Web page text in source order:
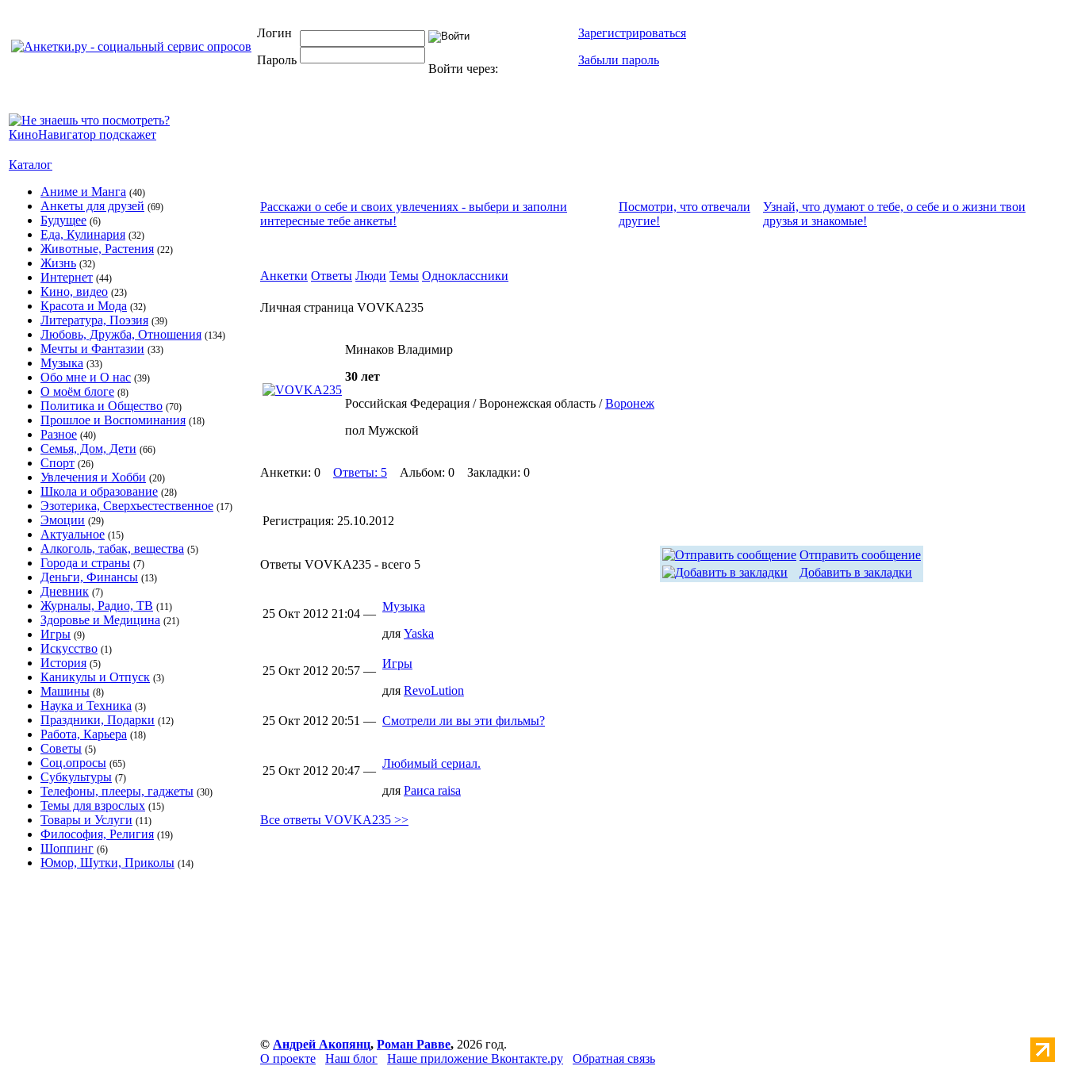
Логин
Пароль
Войти через:
Зарегистрироваться
Забыли пароль
Каталог
Аниме и Манга (40)
Анкеты для друзей (69)
Будущее (6)
Еда, Кулинария (32)
Животные, Растения (22)
Жизнь (32)
Интернет (44)
Кино, видео (23)
Красота и Мода (32)
Литература, Поэзия (39)
Любовь, Дружба, Отношения (134)
Мечты и Фантазии (33)
Музыка (33)
Обо мне и О нас (39)
О моём блоге (8)
Политика и Общество (70)
Прошлое и Воспоминания (18)
Разное (40)
Семья, Дом, Дети (66)
Спорт (26)
Увлечения и Хобби (20)
Школа и образование (28)
Эзотерика, Сверхъестественное (17)
Эмоции (29)
Актуальное (15)
Алкоголь, табак, вещества (5)
Города и страны (7)
Деньги, Финансы (13)
Дневник (7)
Журналы, Радио, ТВ (11)
Здоровье и Медицина (21)
Игры (9)
Искусство (1)
История (5)
Каникулы и Отпуск (3)
Машины (8)
Наука и Техника (3)
Праздники, Подарки (12)
Работа, Карьера (18)
Советы (5)
Соц.опросы (65)
Субкультуры (7)
Телефоны, плееры, гаджеты (30)
Темы для взрослых (15)
Товары и Услуги (11)
Философия, Религия (19)
Шоппинг (6)
Юмор, Шутки, Приколы (14)
Расскажи о себе и своих увлечениях - выбери и заполни
интересные тебе анкеты!
Посмотри, что отвeчали
другие!
Узнай, что думают о тебе, о себе и о жизни твои
друзья и знакомые!
Анкетки Ответы Люди Темы Одноклассники
Личная страница VOVKA235
Минаков Владимир
30 лет
Российская Федерация / Воронежская область /Воронеж
пол Мужской
Анкетки: 0 Ответы: 5 Альбом: 0 Закладки: 0
Регистрация: 25.10.2012
Ответы VOVKA235 - всего 5
25 Окт 2012 21:04 —
Музыка
для Yaska
25 Окт 2012 20:57 —
Игры
для RevoLution
25 Окт 2012 20:51 — Смотрели ли вы эти фильмы?
25 Окт 2012 20:47 —
Любимый сериал.
для Раиса raisa
Все ответы VOVKA235 >>
Отправить сообщение
Добавить в закладки
© Андрей Акопянц, Роман Равве, 2026 год.
О проекте
Наш блог Наше приложение Вконтакте.ру Обратная связь